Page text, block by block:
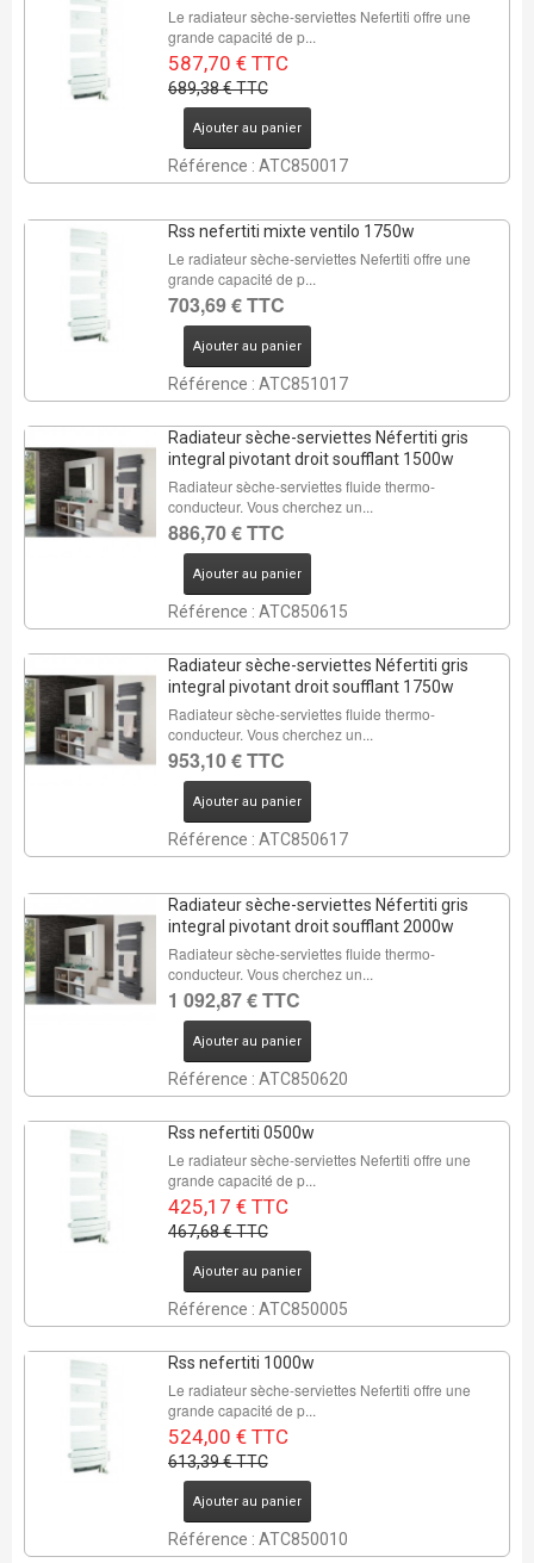
Le radiateur sèche-serviettes Nefertiti offre une
grande capacité de p...
587,70 € TTC
689,38 € TTC
Ajouter au panier
Référence : ATC850017
Rss nefertiti mixte ventilo 1750w
Le radiateur sèche-serviettes Nefertiti offre une
grande capacité de p...
703,69 € TTC
Ajouter au panier
Référence : ATC851017
Radiateur sèche-serviettes Néfertiti gris
integral pivotant droit soufflant 1500w
Radiateur sèche-serviettes fluide thermo-
conducteur. Vous cherchez un...
886,70 € TTC
Ajouter au panier
Référence : ATC850615
Radiateur sèche-serviettes Néfertiti gris
integral pivotant droit soufflant 1750w
Radiateur sèche-serviettes fluide thermo-
conducteur. Vous cherchez un...
953,10 € TTC
Ajouter au panier
Référence : ATC850617
Radiateur sèche-serviettes Néfertiti gris
integral pivotant droit soufflant 2000w
Radiateur sèche-serviettes fluide thermo-
conducteur. Vous cherchez un...
1 092,87 € TTC
Ajouter au panier
Référence : ATC850620
Rss nefertiti 0500w
Le radiateur sèche-serviettes Nefertiti offre une
grande capacité de p...
425,17 € TTC
467,68 € TTC
Ajouter au panier
Référence : ATC850005
Rss nefertiti 1000w
Le radiateur sèche-serviettes Nefertiti offre une
grande capacité de p...
524,00 € TTC
613,39 € TTC
Ajouter au panier
Référence : ATC850010